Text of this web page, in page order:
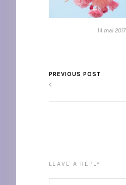
14 mai 2017
PREVIOUS POST
LEAVE A REPLY